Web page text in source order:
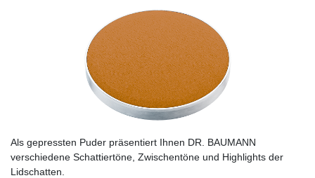
Als gepressten Puder präsentiert Ihnen DR. BAUMANN
verschiedene Schattiertöne, Zwischentöne und Highlights der
Lidschatten.